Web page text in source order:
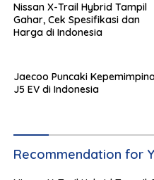
Nissan X-Trail Hybrid Tampil
Gahar, Cek Spesifikasi dan
Harga di Indonesia
Jaecoo Puncaki
J5 EV di Indonesia
Recommendation for